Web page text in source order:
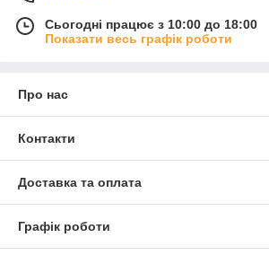
Сьогодні працює з 10:00 до 18:00
Показати весь графік роботи
Про нас
Контакти
Доставка та оплата
Графік роботи